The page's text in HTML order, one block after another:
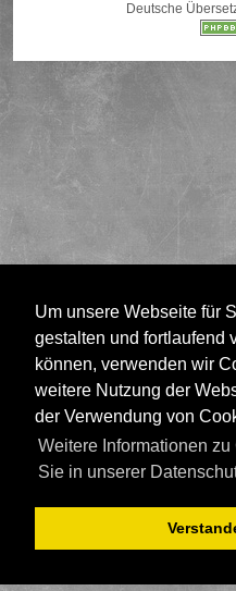
Um unsere Webseite für
gestalten und fortlaufend
können, verwenden wir
weitere Nutzung der
der Verwendung von
Weitere Informationen
Sie in unserer
Deutsche